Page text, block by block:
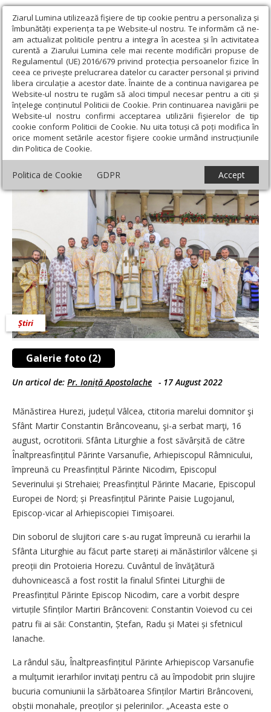
Ziarul Lumina utilizează fişiere de tip cookie pentru a personaliza și
îmbunătăți experiența ta pe Website-ul nostru. Te informăm că ne-
am actualizat politicile pentru a integra în acestea și în activitatea
curentă a Ziarului Lumina cele mai recente modificări propuse de
Regulamentul (UE) 2016/679 privind protecția persoanelor fizice în
ceea ce privește prelucrarea datelor cu caracter personal și privind
libera circulație a acestor date. Înainte de a continua navigarea pe
Website-ul nostru te rugăm să aloci timpul necesar pentru a citi și
înțelege conținutul Politicii de Cookie. Prin continuarea navigării pe
Website-ul nostru confirmi acceptarea utilizării fişierelor de tip
cookie conform Politicii de Cookie. Nu uita totuși că poți modifica în
orice moment setările acestor fişiere cookie urmând instrucțiunile
din Politica de Cookie.
Politica de Cookie GDPR Accept
Ziarul Lumina › Actualitate religioasă › Știri › Mănăstirea
vâlceană Hurezi şi-a sărbătorit sfinții ctitori
Mănăstirea vâlceană Hurezi şi-a sărbătorit
sfinții ctitori
Galerie foto (2)
Știri
Un articol de: Pr. Ioniță Apostolache - 17 August 2022
Mănăstirea Hurezi, județul Vâlcea, ctitoria marelui domnitor şi
Sfânt Martir Constantin Brâncoveanu, şi-a serbat marţi, 16
august, ocrotitorii. Sfânta Liturghie a fost săvârșită de către
Înaltprea­sfințitul Părinte Varsanufie, Arhiepiscopul Râmnicului,
împreună cu Preasfințitul Părinte Nicodim, Episcopul
Severinului și Strehaiei; Preasfințitul Părinte Macarie, Episcopul
Europei de Nord; și Preasfințitul Părinte Paisie Lugojanul,
Episcop-vicar al Arhiepiscopiei Timișoarei.
Din soborul de slujitori care s-au rugat împreună cu ierarhii la
Sfânta Liturghie au făcut parte stareți ai mănăstirilor vâlcene și
preoții din Protoieria Horezu. Cuvântul de învăţătură
duhovnicească a fost rostit la finalul Sfintei Liturghii de
Preasfințitul Părinte Episcop Nicodim, care a vorbit despre
virtuțile Sfinților Martiri Brâncoveni: Constantin Voievod cu cei
patru fii ai săi: Constantin, Ștefan, Radu și Matei și sfetnicul
Ianache.
La rândul său, Înaltpreasfințitul Părinte Arhi­episcop Varsanufie
a mulţumit ierarhilor invitaţi pentru că au împodobit prin slujire
bucuria comuniunii la sărbătoarea Sfinților Martiri Brâncoveni,
obștii monahale, preoților și pelerinilor. „Aceasta este o